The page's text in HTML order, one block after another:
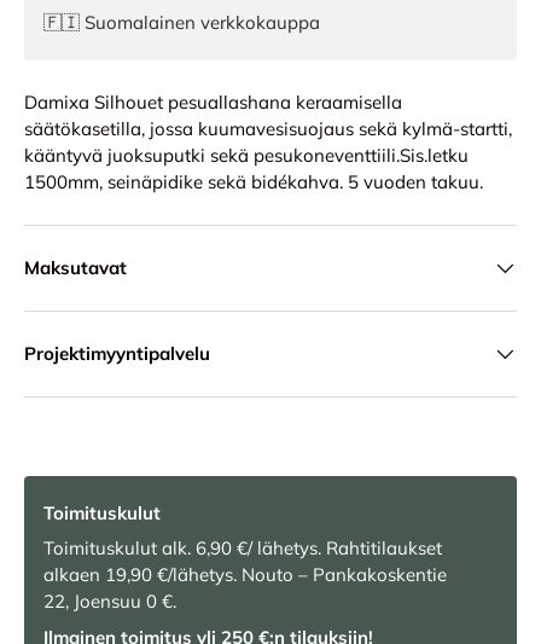
🇫🇮 Suomalainen verkkokauppa
Damixa Silhouet pesuallashana keraamisella
säätökasetilla, jossa kuumavesisuojaus sekä kylmä-startti,
kääntyvä juoksuputki sekä pesukoneventtiili.Sis.letku
1500mm, seinäpidike sekä bidékahva. 5 vuoden takuu.
Maksutavat
Projektimyyntipalvelu
Toimituskulut
Toimituskulut alk. 6,90 €/ lähetys. Rahtitilaukset
alkaen 19,90 €/lähetys. Nouto – Pankakoskentie
22, Joensuu 0 €.
Ilmainen toimitus yli 250 €:n tilauksiin!